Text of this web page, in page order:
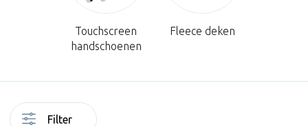
Touchscreen
handschoenen
Fleece deken
Filter